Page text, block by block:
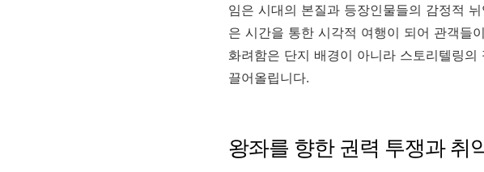
임은 시대의 본질과 등장인물들의 감정적
은 시간을 통한 시각적 여행이 되어 관객들
화려함은 단지 배경이 아니라 스토리텔링
끌어올립니다.
왕좌를 향한 권력 투쟁과 취